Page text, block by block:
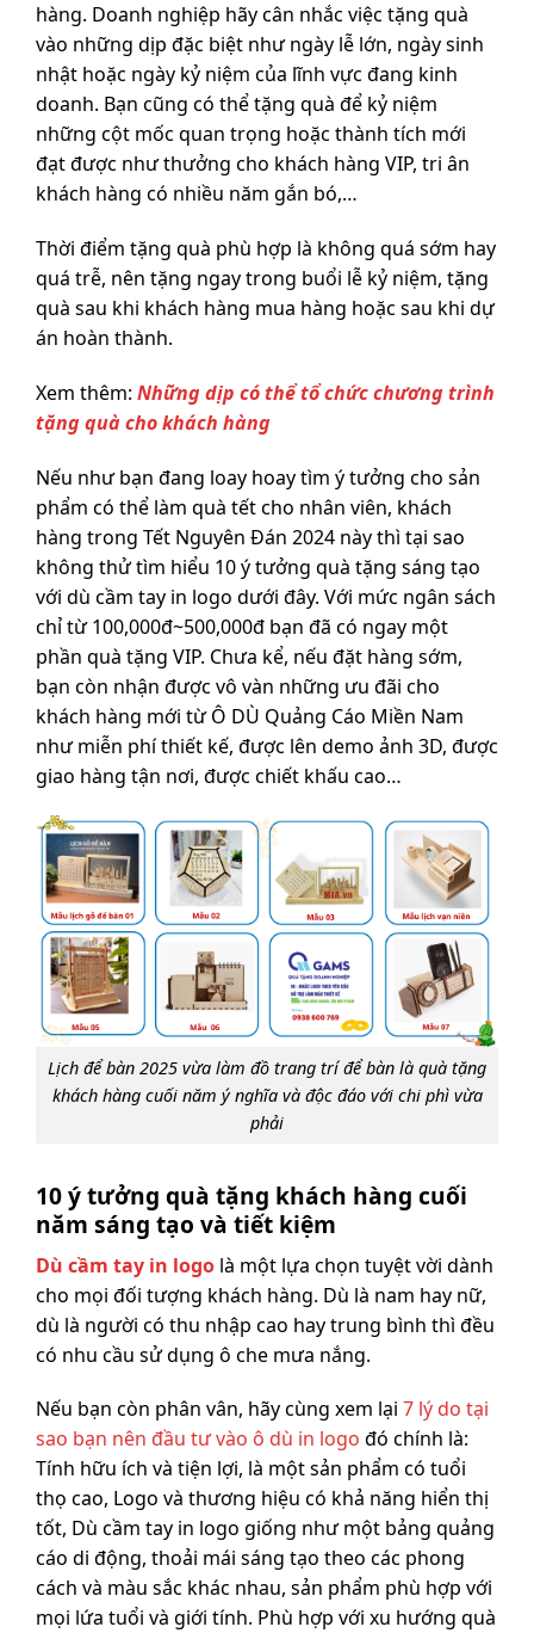
hàng. Doanh nghiệp hãy cân nhắc việc tặng quà
vào những dịp đặc biệt như ngày lễ lớn, ngày sinh
nhật hoặc ngày kỷ niệm của lĩnh vực đang kinh
doanh. Bạn cũng có thể tặng quà để kỷ niệm
những cột mốc quan trọng hoặc thành tích mới
đạt được như thưởng cho khách hàng VIP, tri ân
khách hàng có nhiều năm gắn bó,…
Thời điểm tặng quà phù hợp là không quá sớm hay
quá trễ, nên tặng ngay trong buổi lễ kỷ niệm, tặng
quà sau khi khách hàng mua hàng hoặc sau khi dự
án hoàn thành.
Xem thêm: Những dịp có thể tổ chức chương trình
tặng quà cho khách hàng
Nếu như bạn đang loay hoay tìm ý tưởng cho sản
phẩm có thể làm quà tết cho nhân viên, khách
hàng trong Tết Nguyên Đán 2024 này thì tại sao
không thử tìm hiểu 10 ý tưởng quà tặng sáng tạo
với dù cầm tay in logo dưới đây. Với mức ngân sách
chỉ từ 100,000đ~500,000đ bạn đã có ngay một
phần quà tặng VIP. Chưa kể, nếu đặt hàng sớm,
bạn còn nhận được vô vàn những ưu đãi cho
khách hàng mới từ Ô DÙ Quảng Cáo Miền Nam
như miễn phí thiết kế, được lên demo ảnh 3D, được
giao hàng tận nơi, được chiết khấu cao…
Lịch để bàn 2025 vừa làm đồ trang trí để bàn là quà tặng
khách hàng cuối năm ý nghĩa và độc đáo với chi phì vừa
phải
10 ý tưởng quà tặng khách hàng cuối
năm sáng tạo và tiết kiệm
Dù cầm tay in logo là một lựa chọn tuyệt vời dành
cho mọi đối tượng khách hàng. Dù là nam hay nữ,
dù là người có thu nhập cao hay trung bình thì đều
có nhu cầu sử dụng ô che mưa nắng.
Nếu bạn còn phân vân, hãy cùng xem lại 7 lý do tại
sao bạn nên đầu tư vào ô dù in logo đó chính là:
Tính hữu ích và tiện lợi, là một sản phẩm có tuổi
thọ cao, Logo và thương hiệu có khả năng hiển thị
tốt, Dù cầm tay in logo giống như một bảng quảng
cáo di động, thoải mái sáng tạo theo các phong
cách và màu sắc khác nhau, sản phẩm phù hợp với
mọi lứa tuổi và giới tính. Phù hợp với xu hướng quà